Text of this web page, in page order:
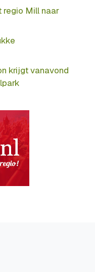
regio Mill naar
krijgt vanavond